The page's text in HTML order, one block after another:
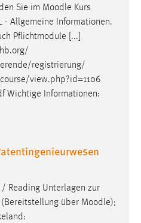
Sie im Moodle Kurs
- Allgemeine Informationen.
Pflichtmodule [...]
registrierung/
view.php?id=1106
Wichtige Informationen:
Reading Unterlagen zur
über Moodle);